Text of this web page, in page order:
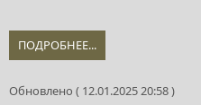
ПОДРОБНЕЕ...
Обновлено ( 12.01.2025 20:58 )